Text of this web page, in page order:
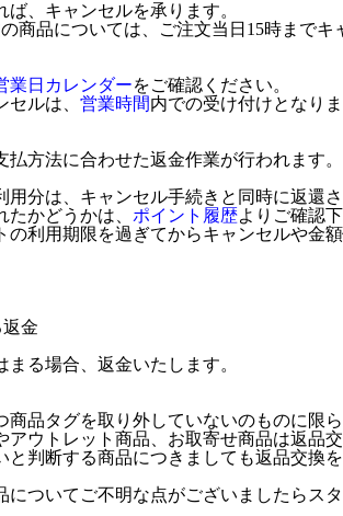
ば、キャンセルを承ります。
の商品については、ご注文当日15時まで
業日カレンダーをご確認ください。
ルは、 営業時間内での受け付けとなり
払方法に合わせた返金作業が行われます。
用分は、キャンセル手続きと同時に返還
かどうかは、 ポイント履歴よりご確認
利用期限を過ぎてからキャンセルや金
金
まる場合、返金いたします。
商品タグを取り外していないのものに限
アウトレット商品、お取寄せ商品は返品
と判断する商品につきましても返品交換
についてご不明な点がございましたらス